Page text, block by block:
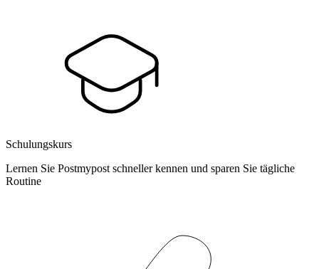
Schulungskurs
Lernen Sie Postmypost schneller kennen und sparen Sie tägliche
Routine